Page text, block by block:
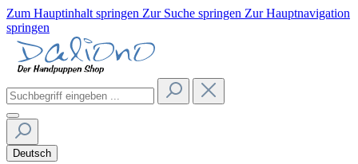
Zum Hauptinhalt springen Zur Suche springen Zur Hauptnavigation
springen
Deutsch